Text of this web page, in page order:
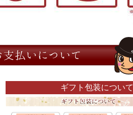
ギフト包装について